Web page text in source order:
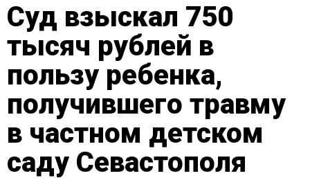
Суд взыскал 750
тысяч рублей в
пользу ребенка,
получившего травму
в частном детском
саду Севастополя